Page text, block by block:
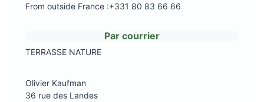
From outside France :+331 80 83 66 66
Par courrier
TERRASSE NATURE
Olivier Kaufman
36 rue des Landes